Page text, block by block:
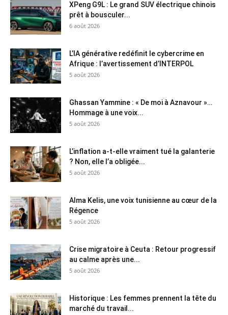
XPeng G9L : Le grand SUV électrique chinois
prêt à bousculer...
6 août 2026
L’IA générative redéfinit le cybercrime en
Afrique : l’avertissement d’INTERPOL
5 août 2026
Ghassan Yammine : « De moi à Aznavour »…
Hommage à une voix...
5 août 2026
L’inflation a-t-elle vraiment tué la galanterie
? Non, elle l’a obligée...
5 août 2026
Alma Kelis, une voix tunisienne au cœur de la
Régence
5 août 2026
Crise migratoire à Ceuta : Retour progressif
au calme après une...
5 août 2026
Historique : Les femmes prennent la tête du
marché du travail...